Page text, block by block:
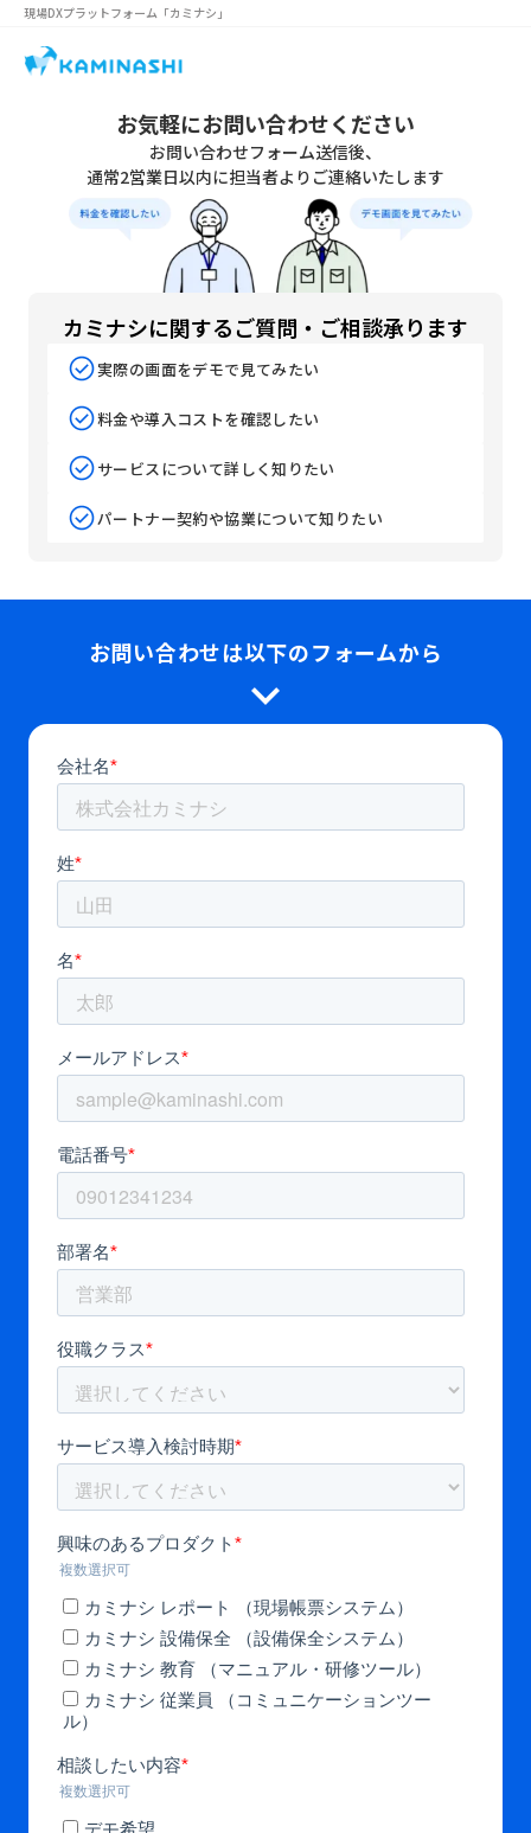
現場DXプラットフォーム 「カミナシ」
お気軽にお問い合わせください
お問い合わせフォーム送信後、
通常2営業日以内に担当者よりご連絡いたします
カミナシに関するご質問・ご相談承ります
実際の画面をデモで見てみたい
料金や導入コストを確認したい
サービスについて詳しく知りたい
パートナー契約や協業について知りたい
お問い合わせは以下のフォームから
expand_more